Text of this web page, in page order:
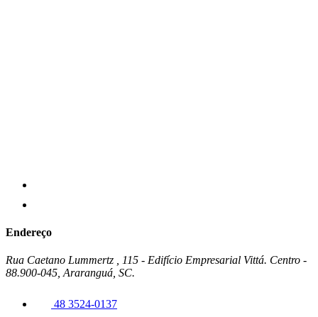
Endereço
Rua Caetano Lummertz , 115 - Edifício Empresarial Vittá. Centro -
88.900-045, Araranguá, SC.
48 3524-0137